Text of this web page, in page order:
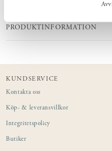
PRODUKTINFORMATION
KUNDSERVICE
Kontakta oss
Köp- & leveransvillkor
Integritetspolicy
Butiker